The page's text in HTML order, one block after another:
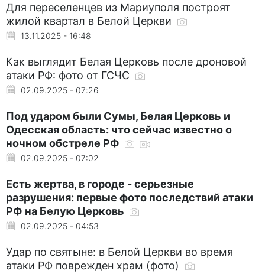
Для переселенцев из Мариуполя построят
жилой квартал в Белой Церкви
13.11.2025 - 16:48
Как выглядит Белая Церковь после дроновой
атаки РФ: фото от ГСЧС
02.09.2025 - 07:26
Под ударом были Сумы, Белая Церковь и
Одесская область: что сейчас известно о
ночном обстреле РФ
02.09.2025 - 07:02
Есть жертва, в городе - серьезные
разрушения: первые фото последствий атаки
РФ на Белую Церковь
02.09.2025 - 04:53
Удар по святыне: в Белой Церкви во время
атаки РФ поврежден храм (фото)